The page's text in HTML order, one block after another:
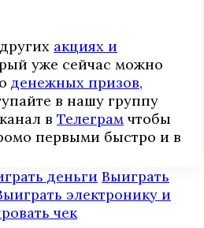
акциях и
уже сейчас можно
денежных призов,
в нашу группу
в Телеграм чтобы
первыми быстро и в
деньги Выиграть
электронику и
чек